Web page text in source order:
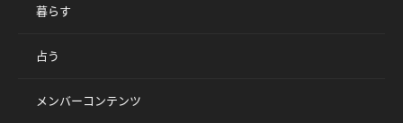
暮らす
占う
メンバーコンテンツ